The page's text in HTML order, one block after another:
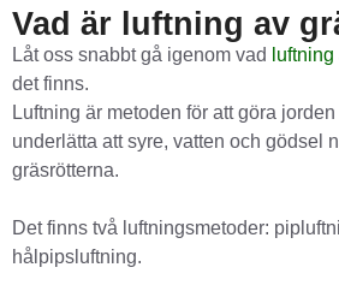
Vad är luftning av
Låt oss snabbt gå igenom vad
det finns.
Luftning är metoden för att göra
underlätta att syre, vatten och gödsel
gräsrötterna.
Det finns två luftningsmetoder:
hålpipsluftning.